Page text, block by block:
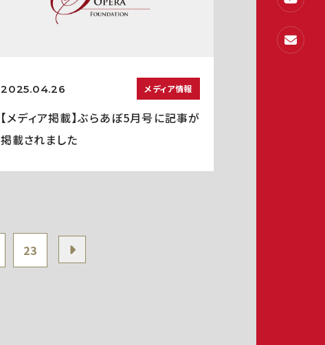
2025.04.26 メディア情報
【メディア掲載】ぶらあぼ5月号に記事が
掲載されました
23